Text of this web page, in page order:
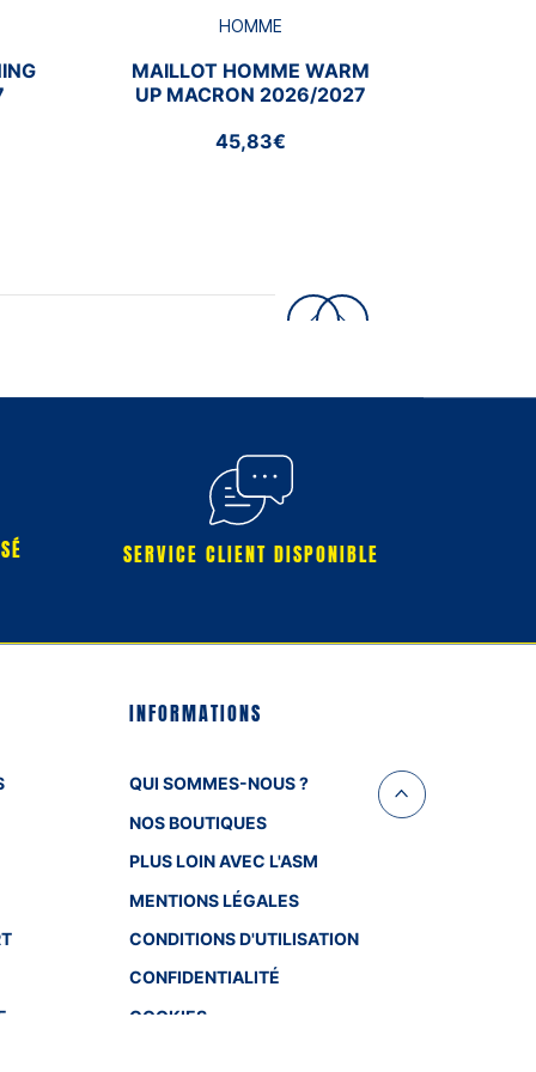
HOMME
MAILLOT HOMME WARM
UP MACRON 2026/2027
45,83€
SERVICE CLIENT DISPONIBLE
INFORMATIONS
QUI SOMMES-NOUS ?
NOS BOUTIQUES
PLUS LOIN AVEC L'ASM
MENTIONS LÉGALES
CONDITIONS D'UTILISATION
CONFIDENTIALITÉ
COOKIES